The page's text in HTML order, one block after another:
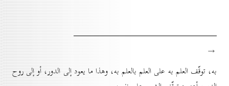
→
به، توقّف العلم به على العلم بالعلم به، وهذا ما يعود إلى الدور، أو إلى روح